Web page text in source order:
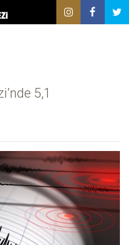
5,1